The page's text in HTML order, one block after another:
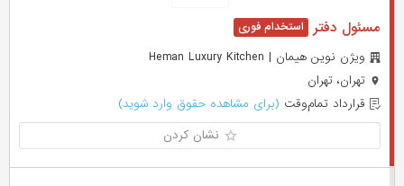
مسئول دفتر
ويژن نوين هيمان | Heman Luxury Kitchen
تهران، تهران
قرارداد تمام‌وقت (برای مشاهده حقوق وارد شوید)
نشان کردن